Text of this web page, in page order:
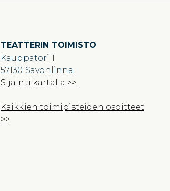
TEATTERIN TOIMISTO
Kauppatori 1
57130 Savonlinna
Sijainti kartalla >>
Kaikkien toimipisteiden osoitteet
>>